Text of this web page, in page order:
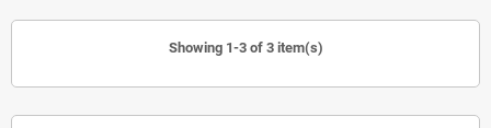
Showing 1-3 of 3 item(s)